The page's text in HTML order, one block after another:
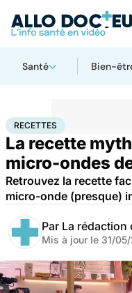
Santé Bien-
AccueilBien-être
RECETTES
La recette
micro-ondes
Retrouvez la recette
micro-onde (presque)
Par La rédaction
Mis à jour le 31/